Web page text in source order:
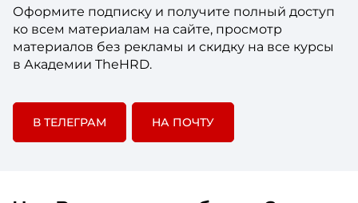
Оформите подписку и получите полный доступ
ко всем материалам на сайте, просмотр
материалов без рекламы и скидку на все курсы
в Академии TheHRD.
В ТЕЛЕГРАМ НА ПОЧТУ